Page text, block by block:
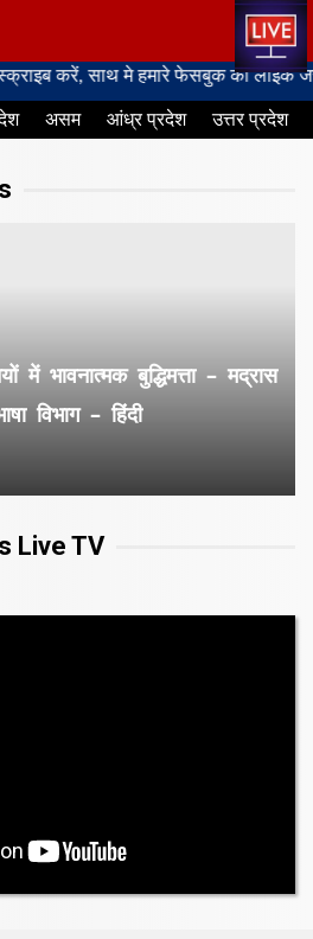
साथ मे हमारे फेसबुक को लाइक जरूर करें
असम आंध्र प्रदेश उत्तर प्रदेश
में भावनात्मक बुद्धिमत्ता – मद्रास
विभाग – हिंदी
Live TV